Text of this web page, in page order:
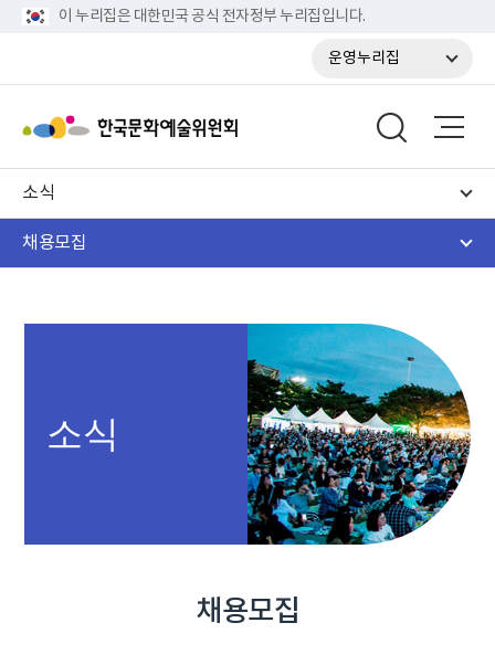
이 누리집은 대한민국 공식 전자정부 누리집입니다.
운영누리집
소식
채용모집
소식
채용모집